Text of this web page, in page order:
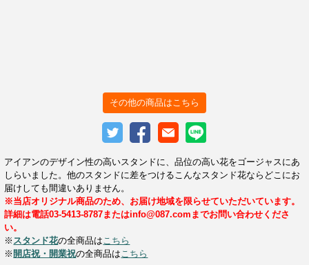
その他の商品はこちら
アイアンのデザイン性の高いスタンドに、品位の高い花をゴージャスにあ
しらいました。他のスタンドに差をつけるこんなスタンド花ならどこにお
届けしても間違いありません。
※当店オリジナル商品のため、お届け地域を限らせていただいています。
詳細は電話03-5413-8787またはinfo@087.comまでお問い合わせくださ
い。
※ スタンド花の全商品は こちら
※ 開店祝・開業祝の全商品は こちら